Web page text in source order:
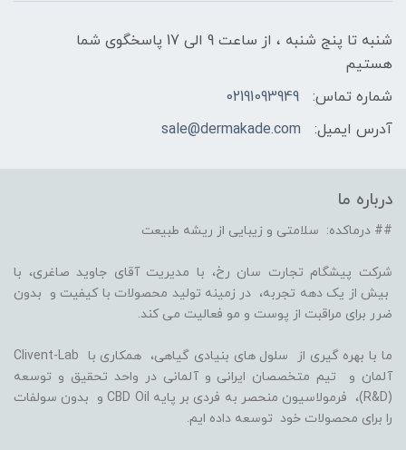
شنبه تا پنج شنبه ، از ساعت 9 الی 17 پاسخگوی شما
هستیم
شماره تماس:
02191093949
آدرس ایمیل:
sale@dermakade.com
درباره ما
## درماکده: سلامتی و زیبایی از ریشه طبیعت
شرکت پیشگام تجارت سان رخ، با مدیریت آقای جاوید صاغری، با
بیش از یک دهه تجربه، در زمینه تولید محصولات با کیفیت و بدون
ضرر برای مراقبت از پوست و مو فعالیت می کند.
ما با بهره گیری از سلول های بنیادی گیاهی، همکاری با Clivent-Lab
آلمان و تیم متخصصان ایرانی و آلمانی در واحد تحقیق و توسعه
(R&D)، فرمولاسیون منحصر به فردی بر پایه CBD Oil و بدون سولفات
را برای محصولات خود توسعه داده ایم.